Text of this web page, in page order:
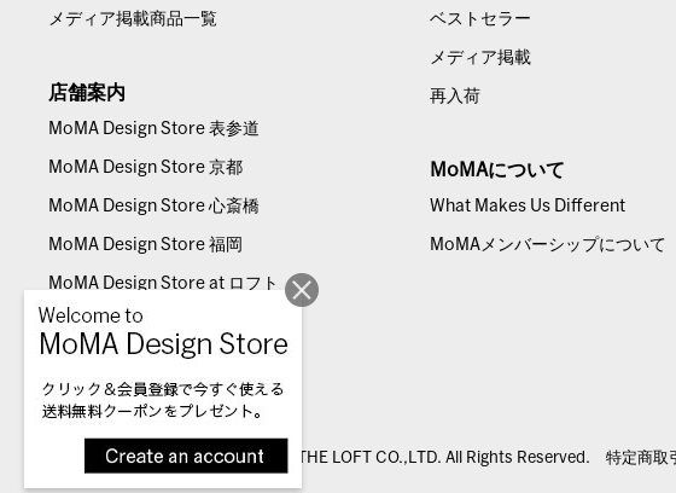
メディア掲載商品一覧
店舗案内
MoMA Design Store 表参道
MoMA Design Store 京都
MoMA Design Store 心斎橋
MoMA Design Store 福岡
MoMA Design Store at ロフト
ベストセラー
メディア掲載
再入荷
MoMAについて
What Makes Us Different
MoMAメンバーシップについて
© THE LOFT CO.,LTD. All Rights Reserved. 特定商取